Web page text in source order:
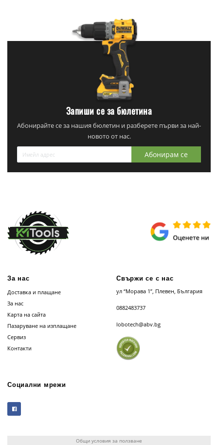
Запиши се за бюлетина
Абонирайте се за нашия бюлетин и разберете първи за най-
новото от нас.
Абонирам се
За нас
Доставка и плащане
За нас
Карта на сайта
Пазаруване на изплащане
Сервиз
Контакти
Свържи се с нас
ул “Морава 1”, Плевен, България
0882483737
lobotech@abv.bg
Социални мрежи
Общи условия за ползване